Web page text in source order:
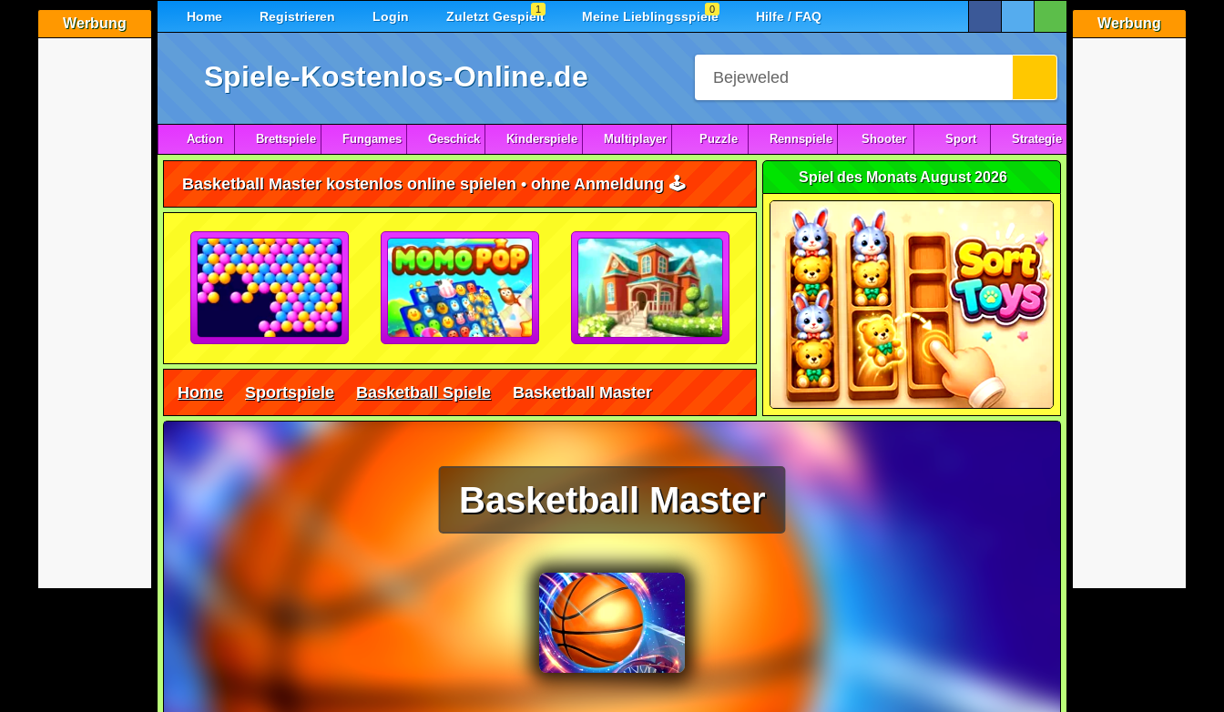
Werbung Werbung
Home Registrieren Login Zuletzt Gespielt
1 Meine Lieblingsspiele
0 Hilfe / FAQ
Spiele-Kostenlos-Online.de
Action Brettspiele Fungames Geschick Kinderspiele Multiplayer Puzzle Rennspiele Shooter Sport Strategie
Basketball Master kostenlos online spielen • ohne Anmeldung 🕹️
Home Sportspiele Basketball Spiele Basketball Master
Spiel des Monats August 2026
Basketball Master